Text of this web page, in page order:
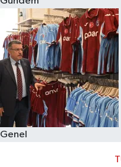
Genel
Eğitim
Sağlık
Dünya
Magazin